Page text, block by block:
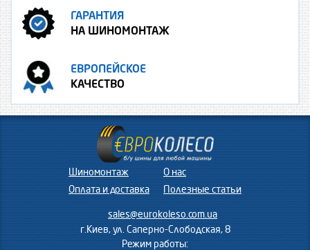
ГАРАНТИЯ
НА ШИНОМОНТАЖ
ЕВРОПЕЙСКОЕ
КАЧЕСТВО
Шиномонтаж
Оплата и доставка
О нас
Полезные статьи
sales@eurokoleso.com.ua
г.Киев, ул. Саперно-Слободская, 8
Режим работы: